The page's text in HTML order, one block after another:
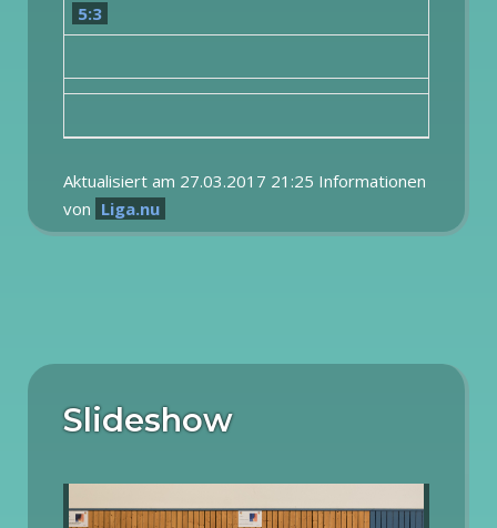
5:3
Aktualisiert am 27.03.2017 21:25 Informationen
von Liga.nu
Slideshow